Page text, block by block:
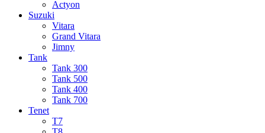
Actyon
Suzuki
Vitara
Grand Vitara
Jimny
Tank
Tank 300
Tank 500
Tank 400
Tank 700
Tenet
T7